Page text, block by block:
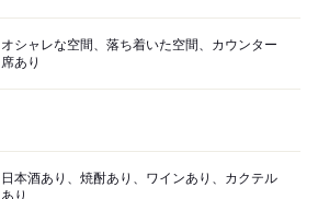
オシャレな空間、落ち着いた空間、カウンター
席あり
日本酒あり、焼酎あり、ワインあり、カクテル
あり